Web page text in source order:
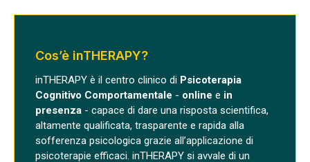
Cos’è inTHERAPY?
inTHERAPY è il centro clinico di Psicoterapia
Cognitivo Comportamentale - online e in
presenza - capace di dare una risposta scientifica,
altamente qualificata, trasparente e rapida alla
sofferenza psicologica grazie all’applicazione di
psicoterapie efficaci. inTHERAPY si avvale di un